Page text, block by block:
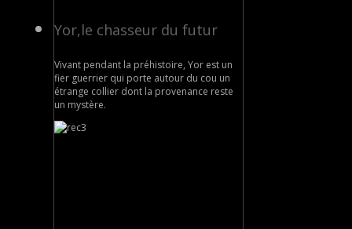
Yor,le chasseur du futur
Vivant pendant la préhistoire, Yor est un
fier guerrier qui porte autour du cou un
étrange collier dont la provenance reste
un mystère.